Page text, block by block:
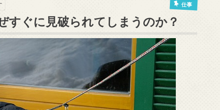
仕事
すぐに見破られてしまうのか？